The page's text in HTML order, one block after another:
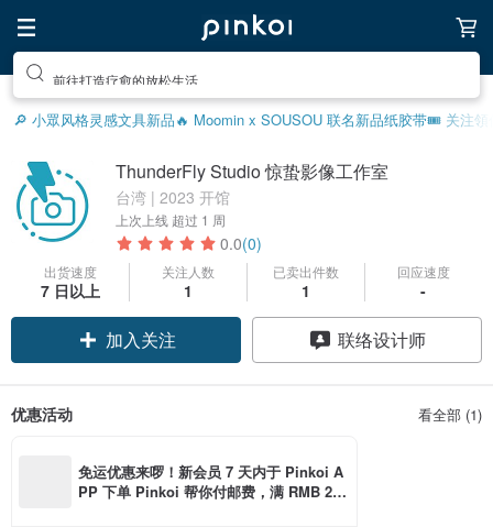
前往打造疗愈的放松生活
🔎 小眾风格灵感文具新品🔥 Moomin x SOUSOU 联名新品纸胶带🎟️ 关注領
ThunderFly Studio 惊蛰影像工作室
台湾 | 2023 开馆
上次上线 超过 1 周
0.0(0)
出货速度
7 日以上
关注人数
1
已卖出件数
1
回应速度
-
加入关注 联络设计师
优惠活动 看全部 (1)
免运优惠来啰！新会员 7 天内于 Pinkoi A
PP 下单 Pinkoi 帮你付邮费，满 RMB 25